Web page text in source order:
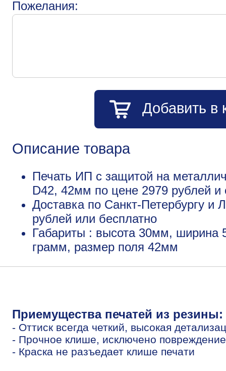
Пожелания:
Добавить в
Описание товара
Печать ИП с защитой на
D42, 42мм по цене 2979 рублей
Доставка по Санкт-Петербургу и
рублей или бесплатно
Габариты : высота 30мм, ширина
грамм, размер поля 42мм
Приемущества печатей из резины:
- Оттиск всегда четкий, высокая
- Прочное клише, исключено
- Краска не разъедает клише печати